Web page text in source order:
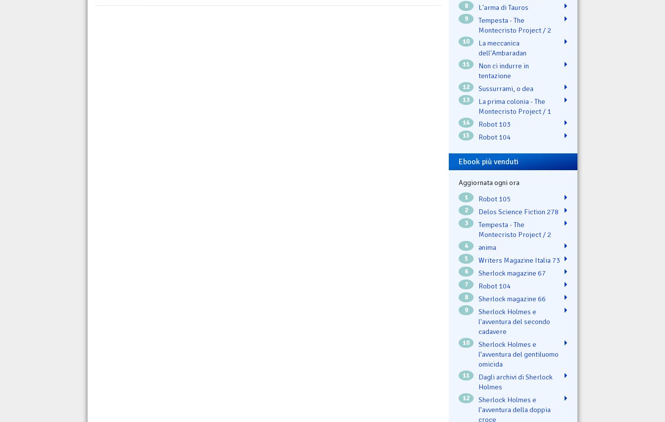
8 L'arma di Tauros
9
Tempesta - The
Montecristo Project / 2
10
La meccanica
dell'Ambaradan
11
Non ci indurre in
tentazione
12 Sussurrami, o dea
13
La prima colonia - The
Montecristo Project / 1
14 Robot 103
15 Robot 104
Ebook più venduti
Aggiornata ogni ora
1 Robot 105
2 Delos Science Fiction 278
3
Tempesta - The
Montecristo Project / 2
4 ənima
5 Writers Magazine Italia 73
6 Sherlock magazine 67
7 Robot 104
8 Sherlock magazine 66
9
Sherlock Holmes e
l'avventura del secondo
cadavere
10
Sherlock Holmes e
l’avventura del gentiluomo
omicida
11
Dagli archivi di Sherlock
Holmes
12
Sherlock Holmes e
l’avventura della doppia
croce